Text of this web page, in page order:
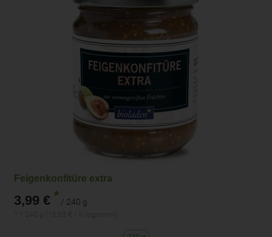
Feigenkonfitüre extra
3,99 € * / 240 g